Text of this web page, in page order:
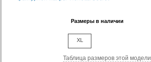
Размеры в наличии
XL
Таблица размеров этой модели